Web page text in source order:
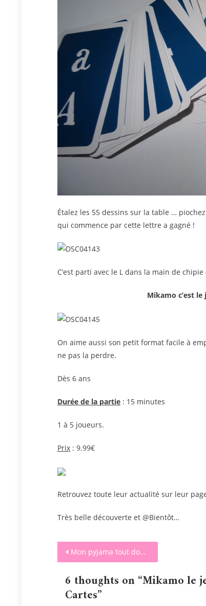
Étalez les 55 dessins sur la table …
qui commence par cette lettre a gagné !
C’est parti avec le L dans la main de
Mikamo c’est
On aime aussi son petit format facile à
ne pas la perdre.
Dès 6 ans
Durée de la partie : 15 minutes
1 à 5 joueurs.
Prix : 9.99€
Retrouvez toute leur actualité sur leur
Très belle découverte et @Bientôt…
Navigation
de
l’article
Mon pyjama tout doux de chez Boîte à Pyjama
6 thoughts on “Mikamo le
Cartes”